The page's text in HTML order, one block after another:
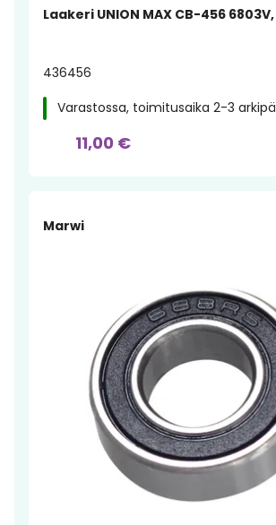
Laakeri UNION
436456
Varastossa, toimitusaika 2-3
11,00 €
Marwi